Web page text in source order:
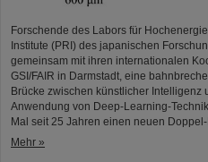
Forschende des Labors für
Institute (PRI) des japanischen
gemeinsam mit ihren internationalen
GSI/FAIR in Darmstadt, eine
Brücke zwischen künstlicher Intelligenz
Anwendung von Deep-Learning-
Mal seit 25 Jahren einen neuen
Mehr »